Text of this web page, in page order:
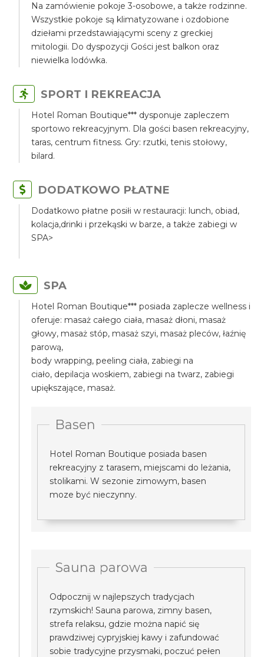
Na zamówienie pokoje 3-osobowe, a także rodzinne.
Wszystkie pokoje są klimatyzowane i ozdobione
dziełami przedstawiającymi sceny z greckiej
mitologii. Do dyspozycji Gości jest balkon oraz
niewielka lodówka.
SPORT I REKREACJA
Hotel Roman Boutique*** dysponuje zapleczem
sportowo rekreacyjnym. Dla gości basen rekreacyjny,
taras, centrum fitness. Gry: rzutki, tenis stołowy,
bilard.
DODATKOWO PŁATNE
Dodatkowo płatne posiłi w restauracji: lunch, obiad,
kolacja,drinki i przekąski w barze, a także zabiegi w
SPA>
SPA
Hotel Roman Boutique*** posiada zaplecze wellness i
oferuje: masaż całego ciała, masaż dłoni, masaż
głowy, masaż stóp, masaż szyi, masaż pleców, łaźnię
parową,
body wrapping, peeling ciała, zabiegi na
ciało, depilacja woskiem, zabiegi na twarz, zabiegi
upiększające, masaż.
Basen
Hotel Roman Boutique posiada basen
rekreacyjny z tarasem, miejscami do leżania,
stolikami. W sezonie zimowym, basen
moze być nieczynny.
Sauna parowa
Odpocznij w najlepszych tradycjach
rzymskich! Sauna parowa, zimny basen,
strefa relaksu, gdzie można napić się
prawdziwej cypryjskiej kawy i zafundować
sobie tradycyjne przysmaki, poczuć pełen